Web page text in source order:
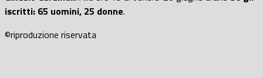
iscritti: 65 uomini, 25 donne.
©riproduzione riservata